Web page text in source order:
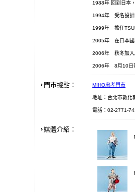
1988年 回到日本
1994年 受名設計
1999年 擔任
2005年 在日本國
2006年 秋冬加入
2006年 8月10日
門市據點： MIHO忠孝門市
地址：台北市敦化
電話：02-2771-
媒體介紹：